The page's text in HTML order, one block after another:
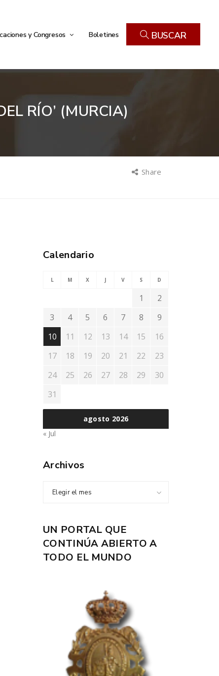
y Congresos Boletines BUSCAR
RÍO’ (MURCIA)
Share
Calendario
agosto 2026
L M X J V S D
1
2
3
4 5 6 7 8
9
10
11 12 13 14 15
16
17
18 19 20 21 22
23
24
25 26 27 28 29
30
31
« Jul
Archivos
Elegir el mes
UN PORTAL QUE
CONTINÚA ABIERTO A
TODO EL MUNDO